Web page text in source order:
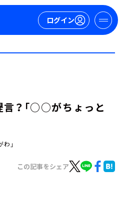
ログイン
？「○○がちょっと
」
この記事をシェア